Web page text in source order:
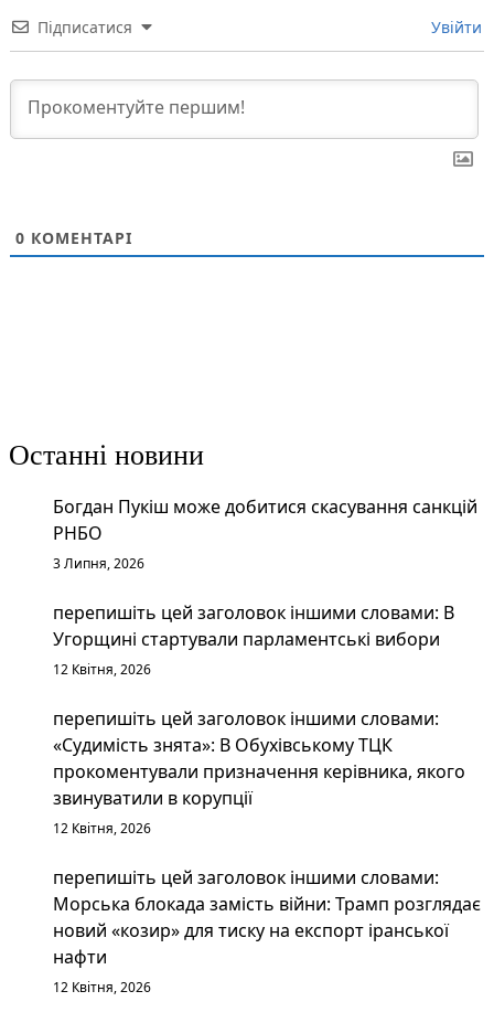
Підписатися Увійти
0 КОМЕНТАРІ
Останні новини
Богдан Пукіш може добитися скасування санкцій
РНБО
3 Липня, 2026
перепишіть цей заголовок іншими словами: В
Угорщині стартували парламентські вибори
12 Квітня, 2026
перепишіть цей заголовок іншими словами:
«Судимість знята»: В Обухівському ТЦК
прокоментували призначення керівника, якого
звинуватили в корупції
12 Квітня, 2026
перепишіть цей заголовок іншими словами:
Морська блокада замість війни: Трамп розглядає
новий «козир» для тиску на експорт іранської
нафти
12 Квітня, 2026